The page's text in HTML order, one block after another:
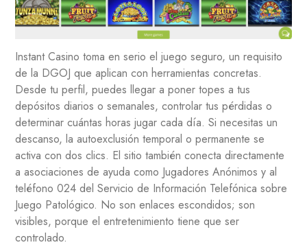
Instant Casino toma en serio el juego seguro, un requisito
de la DGOJ que aplican con herramientas concretas.
Desde tu perfil, puedes llegar a poner topes a tus
depósitos diarios o semanales, controlar tus pérdidas o
determinar cuántas horas jugar cada día. Si necesitas un
descanso, la autoexclusión temporal o permanente se
activa con dos clics. El sitio también conecta directamente
a asociaciones de ayuda como Jugadores Anónimos y al
teléfono 024 del Servicio de Información Telefónica sobre
Juego Patológico. No son enlaces escondidos; son
visibles, porque el entretenimiento tiene que ser
controlado.